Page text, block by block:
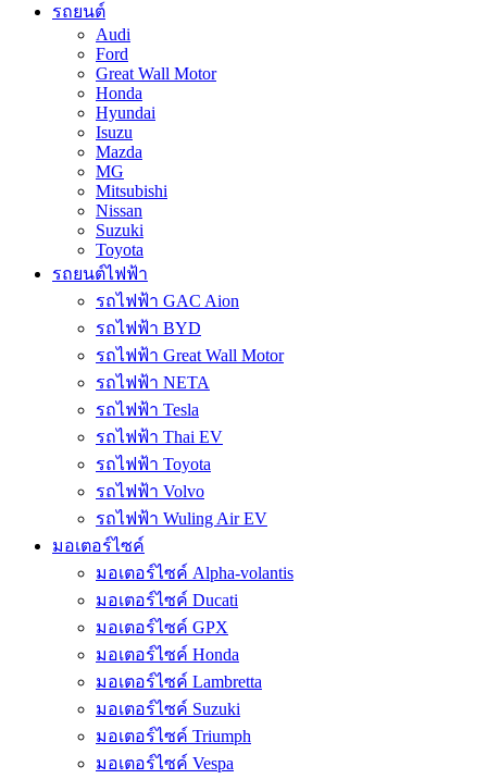
รถยนต์
Audi
Ford
Great Wall Motor
Honda
Hyundai
Isuzu
Mazda
MG
Mitsubishi
Nissan
Suzuki
Toyota
รถยนต์ไฟฟ้า
รถไฟฟ้า GAC Aion
รถไฟฟ้า BYD
รถไฟฟ้า Great Wall Motor
รถไฟฟ้า NETA
รถไฟฟ้า Tesla
รถไฟฟ้า Thai EV
รถไฟฟ้า Toyota
รถไฟฟ้า Volvo
รถไฟฟ้า Wuling Air EV
มอเตอร์ไซค์
มอเตอร์ไซค์ Alpha-volantis
มอเตอร์ไซค์ Ducati
มอเตอร์ไซค์ GPX
มอเตอร์ไซค์ Honda
มอเตอร์ไซค์ Lambretta
มอเตอร์ไซค์ Suzuki
มอเตอร์ไซค์ Triumph
มอเตอร์ไซค์ Vespa